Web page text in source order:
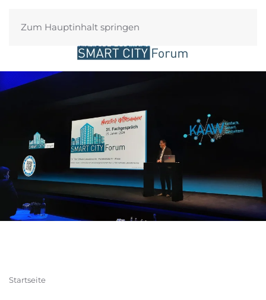
Zum Hauptinhalt springen
Startseite